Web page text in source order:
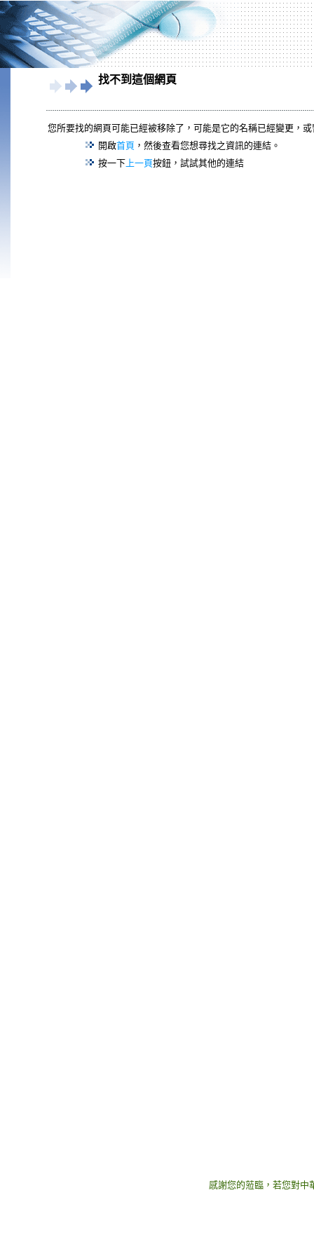
找不到這個網頁
您所要找的網頁可能已經被移除了，可能是它的名稱已經變更，
開啟首頁 ，然後查看您想尋找之資訊的連結。
按一下上一頁按鈕，試試其他的連結
感謝您的蒞臨，若您對中